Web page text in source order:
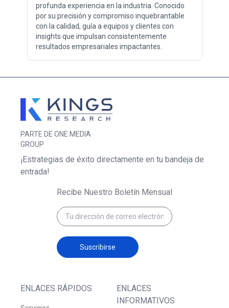
profunda experiencia en la industria. Conocido
por su precisión y compromiso inquebrantable
con la calidad, guía a equipos y clientes con
insights que impulsan consistentemente
resultados empresariales impactantes.
PARTE DE ONE MEDIA
GROUP
ENLACES RÁPIDOS
ENLACES
INFORMATIVOS
¡Estrategias de éxito directamente en tu bandeja de
entrada!
Recibe Nuestro Boletín Mensual
Suscribirse